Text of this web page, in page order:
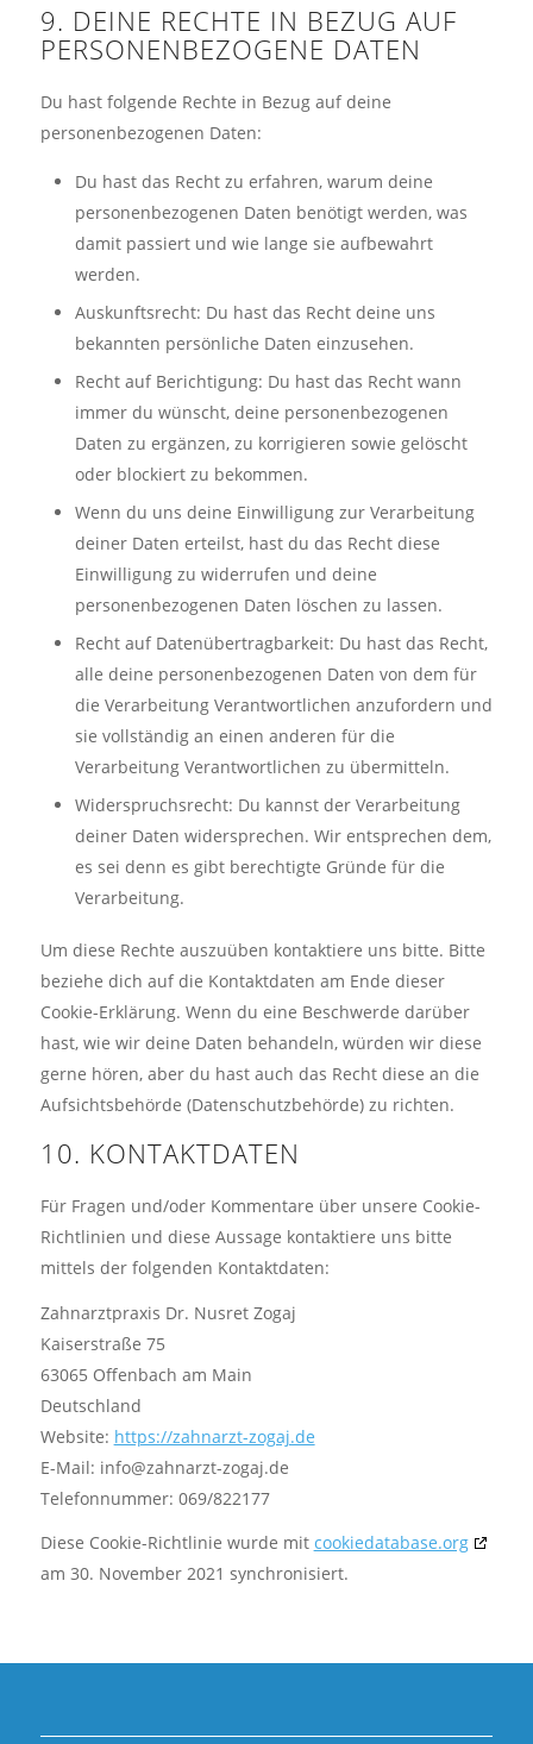
9. DEINE RECHTE IN BEZUG AUF
PERSONENBEZOGENE DATEN
Du hast folgende Rechte in Bezug auf deine
personenbezogenen Daten:
Du hast das Recht zu erfahren, warum deine
personenbezogenen Daten benötigt werden, was
damit passiert und wie lange sie aufbewahrt
werden.
Auskunftsrecht: Du hast das Recht deine uns
bekannten persönliche Daten einzusehen.
Recht auf Berichtigung: Du hast das Recht wann
immer du wünscht, deine personenbezogenen
Daten zu ergänzen, zu korrigieren sowie gelöscht
oder blockiert zu bekommen.
Wenn du uns deine Einwilligung zur Verarbeitung
deiner Daten erteilst, hast du das Recht diese
Einwilligung zu widerrufen und deine
personenbezogenen Daten löschen zu lassen.
Recht auf Datenübertragbarkeit: Du hast das Recht,
alle deine personenbezogenen Daten von dem für
die Verarbeitung Verantwortlichen anzufordern und
sie vollständig an einen anderen für die
Verarbeitung Verantwortlichen zu übermitteln.
Widerspruchsrecht: Du kannst der Verarbeitung
deiner Daten widersprechen. Wir entsprechen dem,
es sei denn es gibt berechtigte Gründe für die
Verarbeitung.
Um diese Rechte auszuüben kontaktiere uns bitte. Bitte
beziehe dich auf die Kontaktdaten am Ende dieser
Cookie-Erklärung. Wenn du eine Beschwerde darüber
hast, wie wir deine Daten behandeln, würden wir diese
gerne hören, aber du hast auch das Recht diese an die
Aufsichtsbehörde (Datenschutzbehörde) zu richten.
10. KONTAKTDATEN
Für Fragen und/oder Kommentare über unsere Cookie-
Richtlinien und diese Aussage kontaktiere uns bitte
mittels der folgenden Kontaktdaten:
Zahnarztpraxis Dr. Nusret Zogaj
Kaiserstraße 75
63065 Offenbach am Main
Deutschland
Website: https://zahnarzt-zogaj.de
E-Mail: info@zahnarzt-zogaj.de
Telefonnummer: 069/822177
Diese Cookie-Richtlinie wurde mit cookiedatabase.org
am 30. November 2021 synchronisiert.